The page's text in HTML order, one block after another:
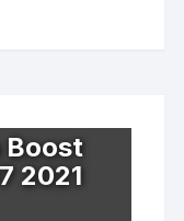
Boost
2021